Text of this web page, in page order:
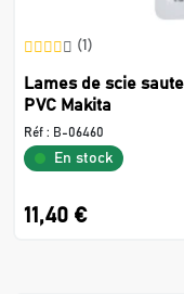
(1)
Lames de scie
PVC Makita
Réf : B-06460
En stock
11,40 €